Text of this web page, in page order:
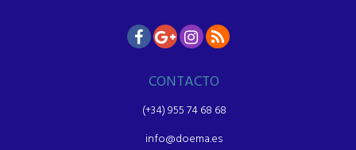
CONTACTO
(+34) 955 74 68 68
info@doema.es